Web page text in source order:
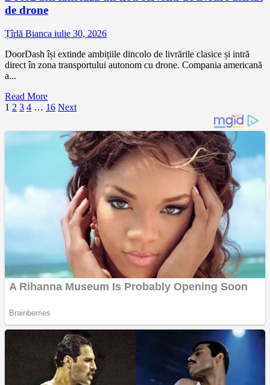
de drone
Țîrlă Bianca iulie 30, 2026
DoorDash își extinde ambițiile dincolo de livrările clasice și intră
direct în zona transportului autonom cu drone. Compania americană
a...
Read More
Paginație
1 2 3 4 … 16 Next